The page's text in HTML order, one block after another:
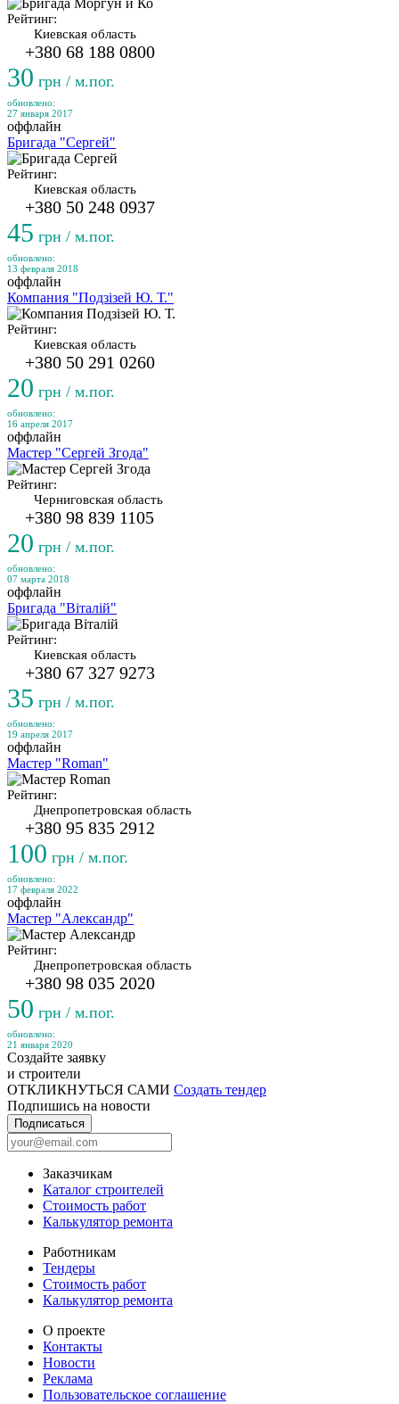
Рейтинг:
Киевская область
+380 68 188 0800
30 грн / м.пог.
обновлено:
27 января 2017
оффлайн
Бригада "Сергей"
Рейтинг:
Киевская область
+380 50 248 0937
45 грн / м.пог.
обновлено:
13 февраля 2018
оффлайн
Компания "Подзізей Ю. Т."
Рейтинг:
Киевская область
+380 50 291 0260
20 грн / м.пог.
обновлено:
16 апреля 2017
оффлайн
Мастер "Сергей Згода"
Рейтинг:
Черниговская область
+380 98 839 1105
20 грн / м.пог.
обновлено:
07 марта 2018
оффлайн
Бригада "Віталій"
Рейтинг:
Киевская область
+380 67 327 9273
35 грн / м.пог.
обновлено:
19 апреля 2017
оффлайн
Мастер "Roman"
Рейтинг:
Днепропетровская область
+380 95 835 2912
100 грн / м.пог.
обновлено:
17 февраля 2022
оффлайн
Мастер "Александр"
Рейтинг:
Днепропетровская область
+380 98 035 2020
50 грн / м.пог.
обновлено:
21 января 2020
Создайте заявку
и строители
ОТКЛИКНУТЬСЯ САМИ Создать тендер
Подпишись на новости
Подписаться
Заказчикам
Каталог строителей
Стоимость работ
Калькулятор ремонта
Работникам
Тендеры
Стоимость работ
Калькулятор ремонта
О проекте
Контакты
Новости
Реклама
Пользовательское соглашение